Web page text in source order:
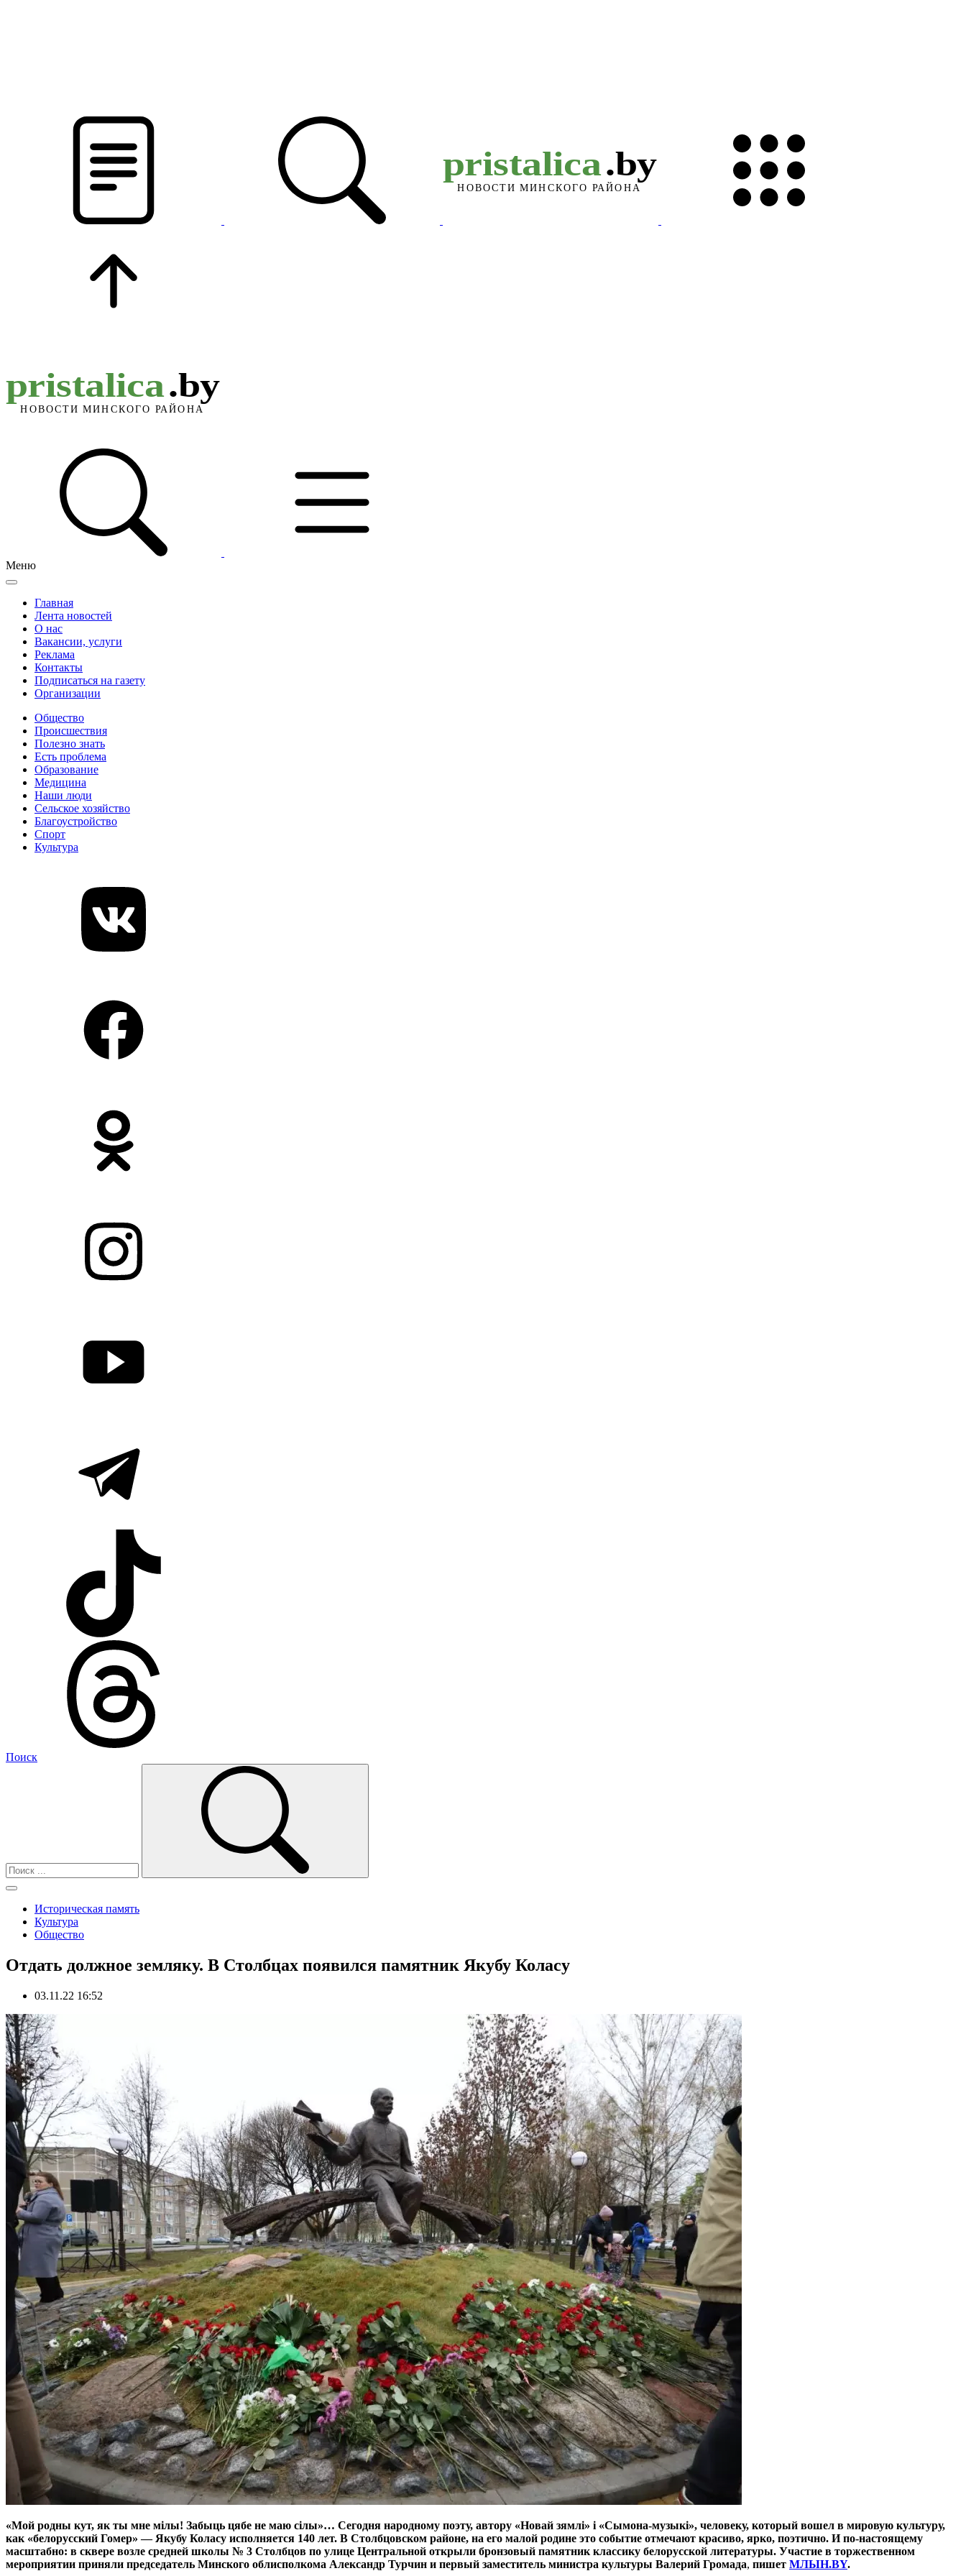
Меню
Главная
Лента новостей
О нас
Вакансии, услуги
Реклама
Контакты
Подписаться на газету
Организации
Общество
Происшествия
Полезно знать
Есть проблема
Образование
Медицина
Наши люди
Сельское хозяйство
Благоустройство
Спорт
Культура
Поиск
Историческая память
Культура
Общество
Отдать должное земляку. В Столбцах появился памятник Якубу Коласу
03.11.22 16:52
«Мой родны кут, як ты мне мілы! Забыць цябе не маю сілы»… Сегодня народному поэту, автору «Новай зямлі» і «Сымона-музыкі», человеку, который вошел в мировую культуру,
как «белорусский Гомер» — Якубу Коласу исполняется 140 лет. В Столбцовском районе, на его малой родине это событие отмечают красиво, ярко, поэтично. И по-настоящему
масштабно: в сквере возле средней школы № 3 Столбцов по улице Центральной открыли бронзовый памятник классику белорусской литературы. Участие в торжественном
мероприятии приняли председатель Минского облисполкома Александр Турчин и первый заместитель министра культуры Валерий Громада, пишет МЛЫН.BY.